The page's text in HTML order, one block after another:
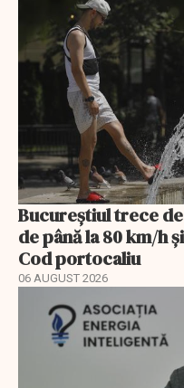
Bucureștiul trece
de până la 80 km/h
Cod portocaliu
06 AUGUST 2026